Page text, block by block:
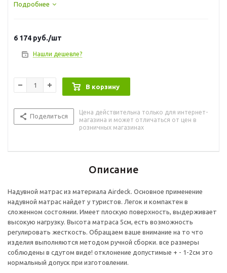
Подробнее
6 174 руб./шт
Нашли дешевле?
В корзину
Поделиться
Цена действительна только для интернет-
магазина и может отличаться от цен в
розничных магазинах
Описание
Надувной матрас из материала Airdeck. Основное применение
надувной матрас найдет у туристов. Легок и компактен в
сложенном состоянии. Имеет плоскую поверхность, выдерживает
высокую нагрузку. Высота матраса 5см, есть возможность
регулировать жесткость. Обращаем ваше внимание на то что
изделия выполняются методом ручной сборки. все размеры
соблюдены в сдутом виде! отклонение допустимые + - 1-2см это
нормальный допуск при изготовлении.